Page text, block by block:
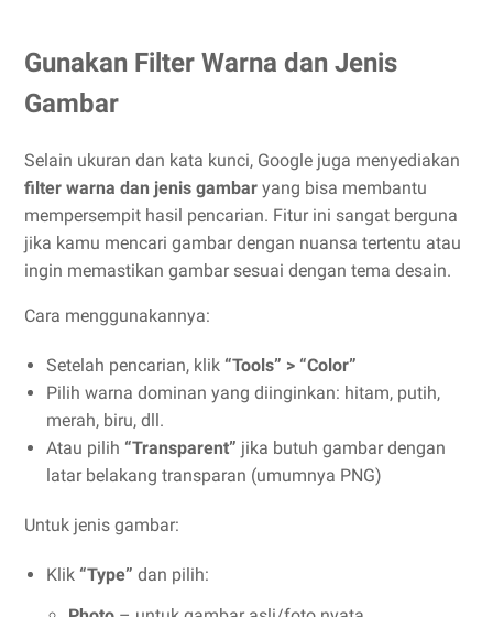
Gunakan Filter Warna dan Jenis
Gambar
Selain ukuran dan kata kunci, Google juga menyediakan
filter warna dan jenis gambar yang bisa membantu
mempersempit hasil pencarian. Fitur ini sangat berguna
jika kamu mencari gambar dengan nuansa tertentu atau
ingin memastikan gambar sesuai dengan tema desain.
Cara menggunakannya:
Setelah pencarian, klik “Tools” > “Color”
Pilih warna dominan yang diinginkan: hitam, putih,
merah, biru, dll.
Atau pilih “Transparent” jika butuh gambar dengan
latar belakang transparan (umumnya PNG)
Untuk jenis gambar:
Klik “Type” dan pilih: